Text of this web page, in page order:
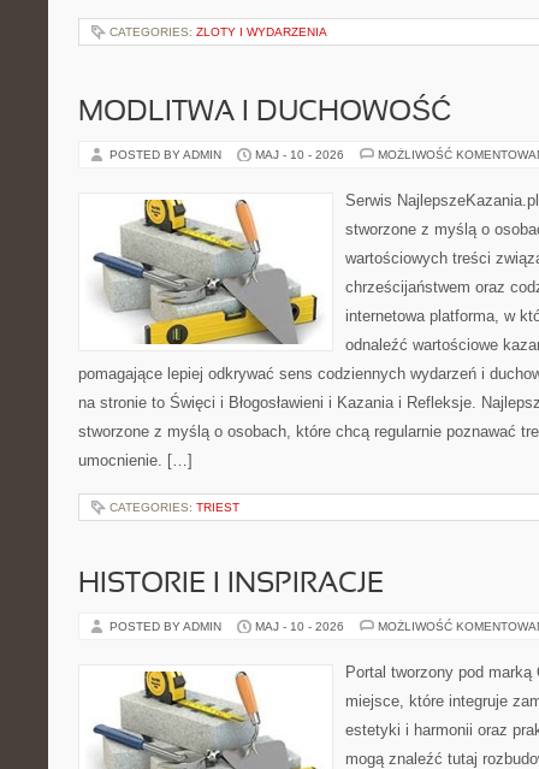
CATEGORIES: ZLOTY I WYDARZENIA
MODLITWA I DUCHOWOŚĆ
POSTED BY ADMIN MAJ - 10 - 2026 MOŻLIWOŚĆ
Serwis
stworzone z myślą o
wartościowych treści
chrześcijaństwem oraz
internetowa platforma, w
odnaleźć wartościowe
pomagające lepiej odkrywać sens codziennych wydarzeń i
na stronie to Święci i Błogosławieni i Kazania i Refleksje.
stworzone z myślą o osobach, które chcą regularnie poznawać
umocnienie. […]
CATEGORIES: TRIEST
HISTORIE I INSPIRACJE
POSTED BY ADMIN MAJ - 10 - 2026 MOŻLIWOŚĆ
Portal tworzony pod
miejsce, które integruje
estetyki i harmonii oraz
mogą znaleźć tutaj